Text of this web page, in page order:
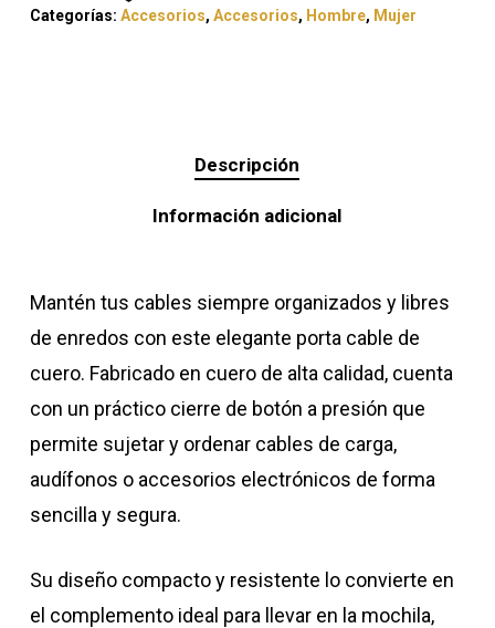
Categorías: Accesorios, Accesorios, Hombre, Mujer
Descripción
Información adicional
Mantén tus cables siempre organizados y libres
de enredos con este elegante porta cable de
cuero. Fabricado en cuero de alta calidad, cuenta
con un práctico cierre de botón a presión que
permite sujetar y ordenar cables de carga,
audífonos o accesorios electrónicos de forma
sencilla y segura.
Su diseño compacto y resistente lo convierte en
el complemento ideal para llevar en la mochila,